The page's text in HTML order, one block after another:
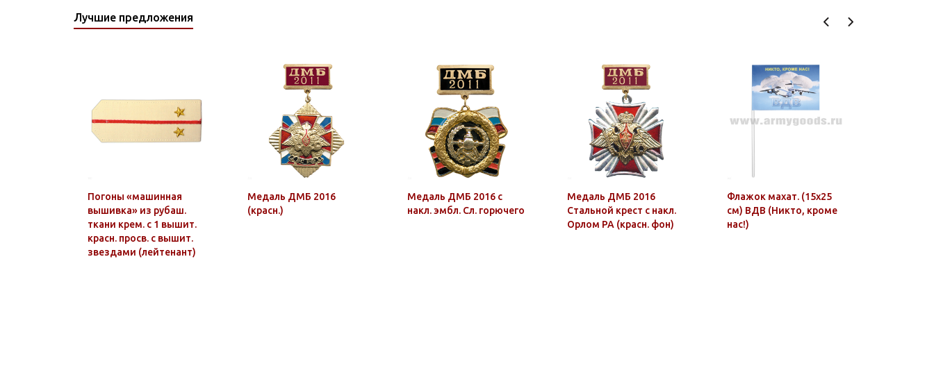
Лучшие предложения
Погоны «машинная
вышивка» из рубаш.
ткани крем. с 1 вышит.
красн. просв. с вышит.
звездами (лейтенант)
Медаль ДМБ 2016
(красн.)
Медаль ДМБ 2016 с
накл. эмбл. Сл. горючего
Медаль ДМБ 2016
Стальной крест с накл.
Орлом РА (красн. фон)
Флажок махат. (15х25
см) ВДВ (Никто, кроме
нас!)